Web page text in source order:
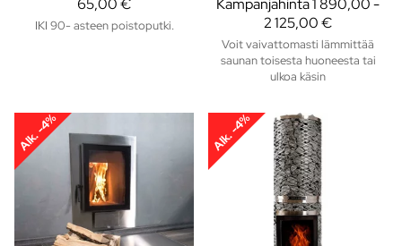
65,00 €
IKI 90- asteen poistoputki.
Kampanjahinta1 890,00 -
2 125,00 €
Voit vaivattomasti lämmittää
saunan toisesta huoneesta tai
ulkoa käsin
Alk. -4% Alk. -4%